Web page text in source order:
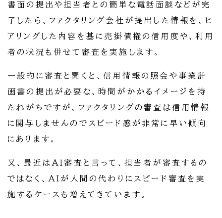
書面の提出や担当者との簡単な電話面談などが完
了したら、ファクタリング会社が提出した情報を、ヒ
アリングした内容を基に売掛債権の信用度や、利用
者の状況も併せて審査を実施します。
一般的に審査と聞くと、信用情報の照会や事業計
画書の提出が必要な、時間がかかるイメージを持
たれがちですが、ファクタリングの審査は信用情報
に関与しませんのでスピード感が非常に早い傾向
にあります。
又、最近はAI審査と言って、担当者が審査するの
ではなく、AIが人間の代わりにスピード審査を実
施するケースも増えてきています。